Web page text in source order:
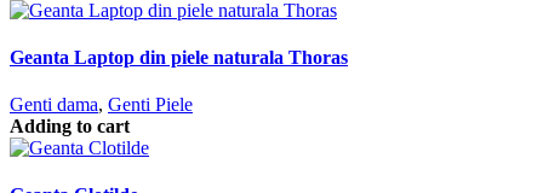
Geanta Laptop din piele naturala Thoras
Genti dama, Genti Piele
Adding to cart